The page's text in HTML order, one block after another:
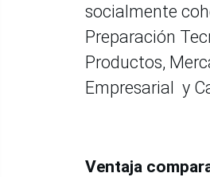
socialmente
Preparación
Productos,
Empresarial y
Ventaja